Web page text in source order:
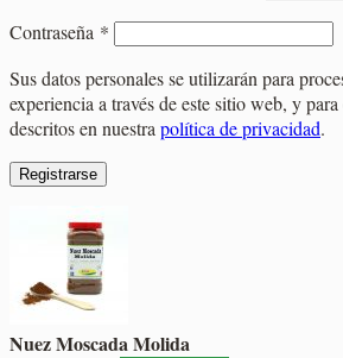
Contraseña * Obligatorio
Sus datos personales se utilizarán para
experiencia a través de este sitio web, y
descritos en nuestrapolítica de privacidad.
Registrarse
Nuez Moscada Molida